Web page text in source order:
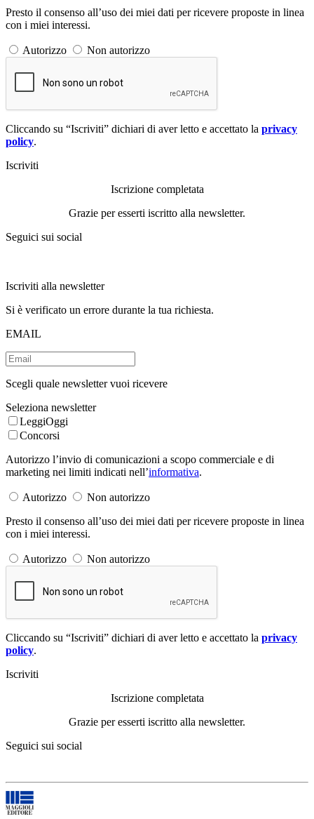
Presto il consenso all’uso dei miei dati per ricevere proposte in linea
con i miei interessi.
Autorizzo Non autorizzo
Cliccando su “Iscriviti” dichiari di aver letto e accettato la privacy
policy.
Iscriviti
Iscrizione completata
Grazie per esserti iscritto alla newsletter.
Seguici sui social
Iscriviti alla newsletter
Si è verificato un errore durante la tua richiesta.
EMAIL
Scegli quale newsletter vuoi ricevere
Seleziona newsletter
LeggiOggi
Concorsi
Autorizzo l’invio di comunicazioni a scopo commerciale e di
marketing nei limiti indicati nell’informativa.
Autorizzo
Non autorizzo
Presto il consenso all’uso dei miei dati per ricevere proposte in linea
con i miei interessi.
Autorizzo Non autorizzo
Cliccando su “Iscriviti” dichiari di aver letto e accettato la privacy
policy.
Iscriviti
Iscrizione completata
Grazie per esserti iscritto alla newsletter.
Seguici sui social